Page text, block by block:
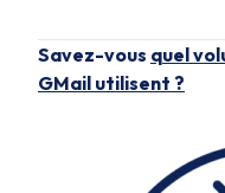
Savez-vous quel
GMail utilisent ?